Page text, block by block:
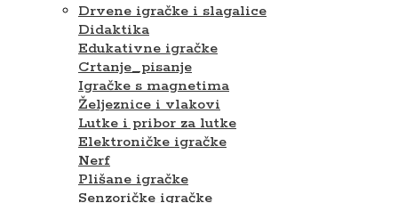
Drvene igračke i slagalice
Didaktika
Edukativne igračke
Crtanje_pisanje
Igračke s magnetima
Željeznice i vlakovi
Lutke i pribor za lutke
Elektroničke igračke
Nerf
Plišane igračke
Senzoričke igračke